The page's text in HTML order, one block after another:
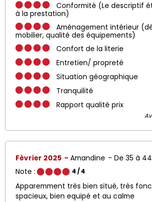
Conformité (Le descriptif
à la prestation)
Aménagement intérieur
mobilier, qualité des équipements)
Confort de la literie
Entretien/ propreté
Situation géographique
Tranquilité
Rapport qualité prix
Février 2025 Amandine De 35 à
Note :
4/ 4
Apparemment très bien situé, très
spacieux, bien equipé et au calme